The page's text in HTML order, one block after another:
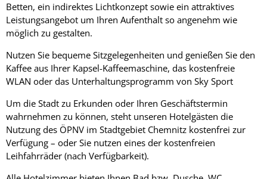
Betten, ein indirektes Lichtkonzept sowie ein attraktives
Leistungsangebot um Ihren Aufenthalt so angenehm wie
möglich zu gestalten.
Nutzen Sie bequeme Sitzgelegenheiten und genießen Sie den
Kaffee aus Ihrer Kapsel-Kaffeemaschine, das kostenfreie
WLAN oder das Unterhaltungsprogramm von Sky Sport
Um die Stadt zu Erkunden oder Ihren Geschäftstermin
wahrnehmen zu können, steht unseren Hotelgästen die
Nutzung des ÖPNV im Stadtgebiet Chemnitz kostenfrei zur
Verfügung – oder Sie nutzen eines der kostenfreien
Leihfahrräder (nach Verfügbarkeit).